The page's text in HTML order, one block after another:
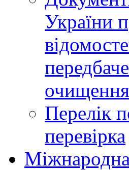
України
Перелік
перевірка
Міжнародна